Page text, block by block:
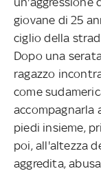
giovane di 25
ciglio della
Dopo una
ragazzo
come
accompagnarla
piedi insieme,
poi, all'altezza
aggredita,